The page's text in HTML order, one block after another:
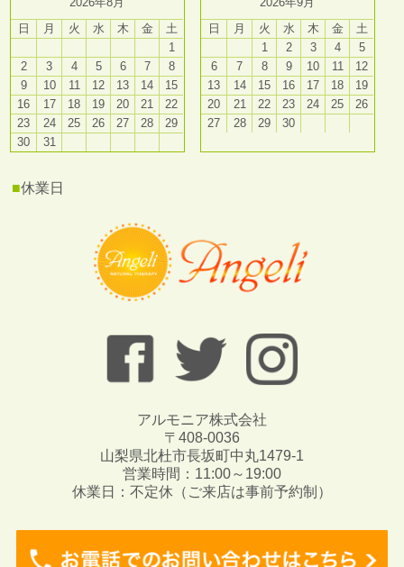
日
月 火 水 木 金
土
1
2
3 4 5 6 7
8
9
10 11 12 13 14
15
16
17 18 19 20 21
22
23
24 25 26 27 28
29
30
31
日
月 火 水 木 金
土
1
2 3 4
5
6
7 8 9 10 11
12
13
14 15 16 17 18
19
20
21 22 23 24 25
26
27
28 29 30
■休業日
アルモニア株式会社
〒408-0036
山梨県北杜市長坂町中丸1479-1
営業時間：11:00～19:00
休業日：不定休（ご来店は事前予約制）